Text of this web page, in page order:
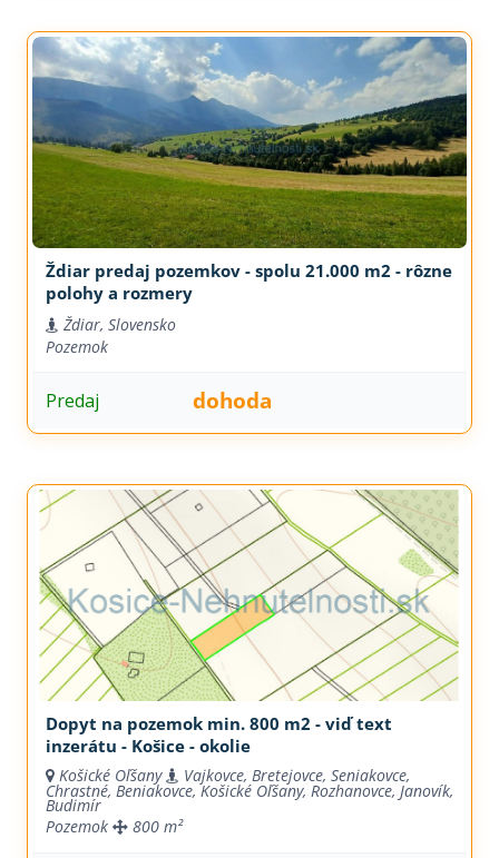
Ždiar predaj pozemkov - spolu 21.000 m2 - rôzne
polohy a rozmery
Ždiar, Slovensko
Pozemok
Predaj dohoda
Dopyt na pozemok min. 800 m2 - viď text
inzerátu - Košice - okolie
Košické Oľšany Vajkovce, Bretejovce, Seniakovce,
Chrastné, Beniakovce, Košické Oľšany, Rozhanovce, Janovík,
Budimír
Pozemok
800 m²